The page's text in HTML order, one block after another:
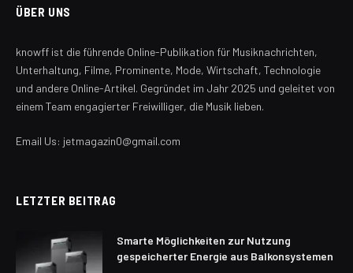
ÜBER UNS
knowff ist die führende Online-Publikation für Musiknachrichten,
Unterhaltung, Filme, Prominente, Mode, Wirtschaft, Technologie
und andere Online-Artikel. Gegründet im Jahr 2025 und geleitet von
einem Team engagierter Freiwilliger, die Musik lieben.
Email Us: jetmagazin0@gmail.com
LETZTER BEITRAG
Smarte Möglichkeiten zur Nutzung
gespeicherter Energie aus Balkonsystemen